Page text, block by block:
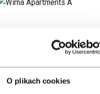
O plikach cookies